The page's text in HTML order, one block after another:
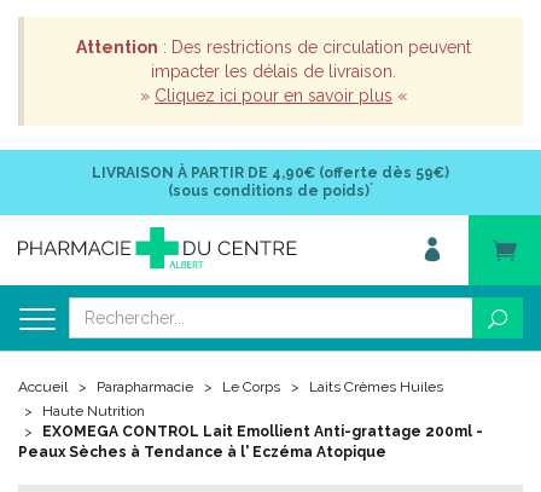
Attention : Des restrictions de circulation peuvent
impacter les délais de livraison.
» Cliquez ici pour en savoir plus «
LIVRAISON À PARTIR DE 4,90€ (offerte dès 59€)
(sous conditions de poids)*
Accueil Parapharmacie Le Corps
Laits Crèmes Huiles
Haute Nutrition
EXOMEGA CONTROL Lait Emollient Anti-grattage 200ml -
Peaux Sèches à Tendance à l' Eczéma Atopique